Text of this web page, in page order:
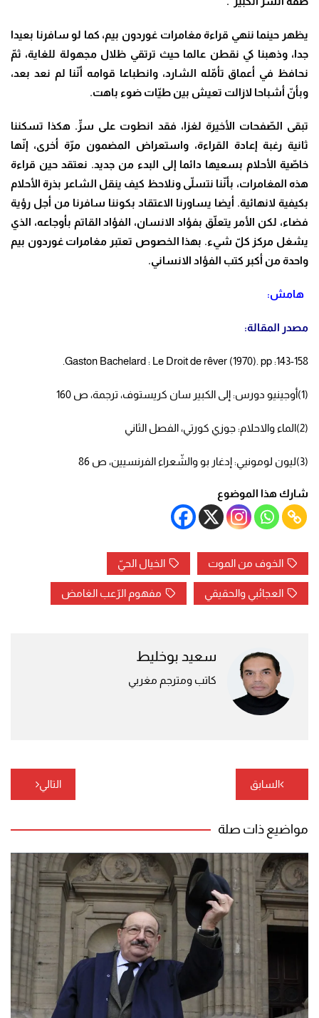
يظهر حينما ننهي قراءة مغامرات غوردون بيم، كما لو سافرنا بعيدا
جدا، وذهبنا كي نقطن عالما حيث ترتقي ظلال مجهولة للغاية، ثمّ
نحافظ في أعماق تأمّله الشارد، وانطباعا قوامه أنّنا لم نعد بعد،
وبأنّ أشباحا لازالت تعيش بين طيّات ضوء باهت.
تبقى الصّفحات الأخيرة لغزا، فقد انطوت على سرٍّ. هكذا تسكننا
ثانية رغبة إعادة القراءة، واستعراض المضمون مرّة أخرى، إنّها
خاصّية الأحلام بسعيها دائما إلى البدء من جديد. نعتقد حين قراءة
هذه المغامرات، بأنّنا نتسلّى ونلاحظ كيف ينقل الشاعر بذرة الأحلام
بكيفية لانهائية. أيضا يساورنا الاعتقاد بكوننا سافرنا من أجل رؤية
فضاء، لكن الأمر يتعلّق بفؤاد الانسان، الفؤاد القاتم بأوجاعه، الذي
يشغل مركز كلّ شيء. بهذا الخصوص تعتبر مغامرات غوردون بيم
واحدة من أكبر كتب الفؤاد الانساني.
هامش:
مصدر المقالة:
Gaston Bachelard : Le Droit de rêver (1970). pp :143-158.
(1)أوجينيو دورس: إلى الكبير سان كريستوف، ترجمة، ص 160
(2)الماء والاحلام: جوزي كورتي، الفصل الثاني
(3)ليون لومونيي: إدغار بو والشّعراء الفرنسيين، ص 86
شارك هذا الموضوع
الخوف من الموت الخيال الحيّ
العجائبي والحقيقي مفهوم الرّعب الغامض
سعيد بوخليط
كاتب ومترجم مغربي
تصفّح
المقالات
السابق التالي
مواضيع ذات صلة